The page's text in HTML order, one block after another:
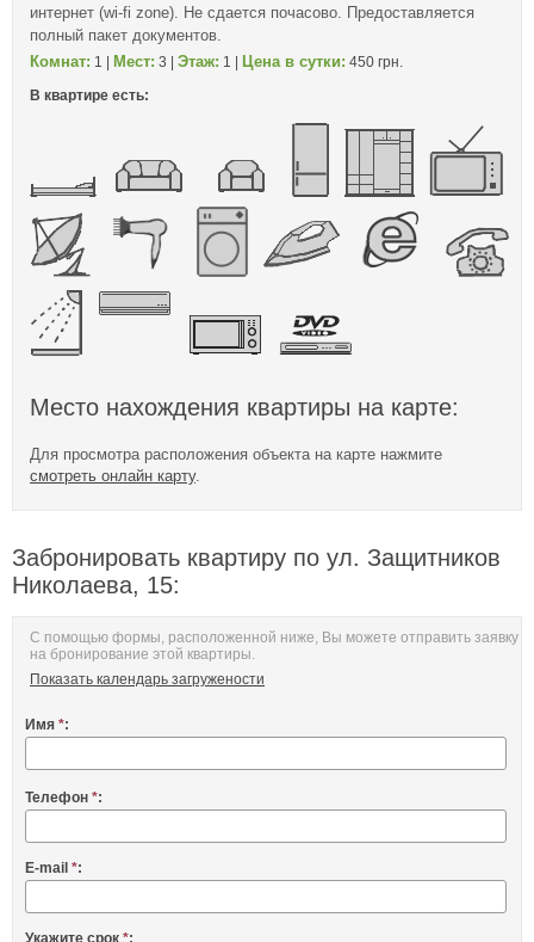
интернет (wi-fi zone). Не сдается почасово. Предоставляется
полный пакет документов.
Комнат: 1 | Мест: 3 | Этаж: 1 | Цена в сутки: 450 грн.
В квартире есть:
Место нахождения квартиры на карте:
Для просмотра расположения объекта на карте нажмите
смотреть онлайн карту.
Забронировать квартиру по ул. Защитников
Николаева, 15:
С помощью формы, расположенной ниже, Вы можете отправить заявку
на бронирование этой квартиры.
Показать календарь загружености
Имя *:
Телефон *:
E-mail *:
Укажите срок *: